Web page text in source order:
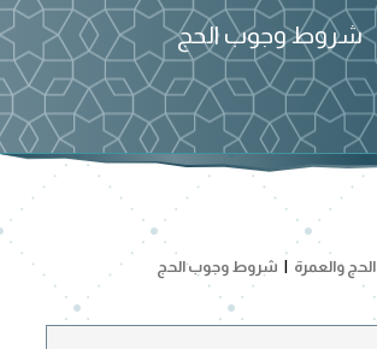
شروط وجوب الحج
الحج والعمرة شروط وجوب الحج